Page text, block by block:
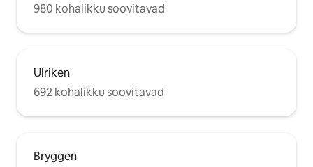
980 kohalikku soovitavad
Ulriken
692 kohalikku soovitavad
Bryggen